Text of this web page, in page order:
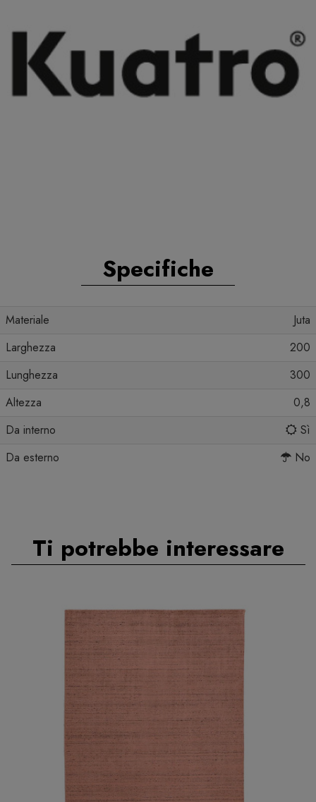
Specifiche
Materiale
Juta
Larghezza
200
Lunghezza
300
Altezza
0,8
Da interno
Sì
Da esterno
No
Ti potrebbe interessare